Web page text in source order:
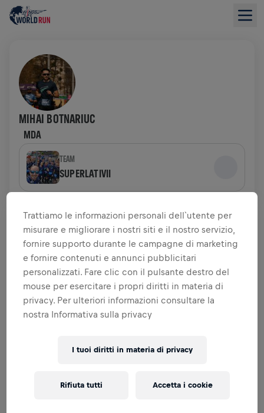
MIHAI BOTNARIUC
MDA
TEAM
SUPERLATIVII
PANORAMICA SULLA RACCOLTA FONDI
0,00 USD RACCOLTO DI 0,00 USD OBIETTIVO
RACCOLTA FONDI DONA
Dona per fare la differenza! Il 100% della tua
donazione viene devoluto alla ricerca sul midollo
spinale.
Trattiamo le informazioni personali dell`utente per
misurare e migliorare i nostri siti e il nostro servizio,
fornire supporto durante le campagne di marketing
e fornire contenuti e annunci pubblicitari
personalizzati. Fare clic con il pulsante destro del
mouse per esercitare i propri diritti in materia di
privacy. Per ulteriori informazioni consultare la
nostra Informativa sulla privacy
I tuoi diritti in materia di privacy
Rifiuta tutti Accetta i cookie